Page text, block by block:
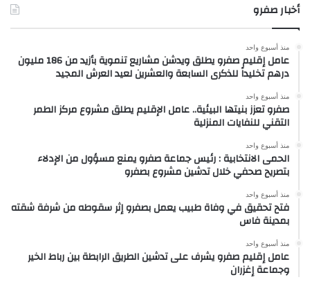
أخبار صفرو
منذ أسبوع واحد
عامل إقليم صفرو يطلق ويدشن مشاريع تنموية بأزيد من 186 مليون
درهم تخليداً للذكرى السابعة والعشرين لعيد العرش المجيد
منذ أسبوع واحد
صفرو تعزز بنيتها البيئية.. عامل الإقليم يطلق مشروع مركز الطمر
التقني للنفايات المنزلية
منذ أسبوع واحد
الحمى الانتخابية : رئيس جماعة صفرو يمنع مسؤول من الإدلاء
بتصريح صحفي خلال تدشين مشروع بصفرو
منذ أسبوع واحد
فتح تحقيق في وفاة طبيب يعمل بصفرو إثر سقوطه من شرفة شقته
بمدينة فاس
منذ أسبوع واحد
عامل إقليم صفرو يشرف على تدشين الطريق الرابطة بين رباط الخير
وجماعة إغزران